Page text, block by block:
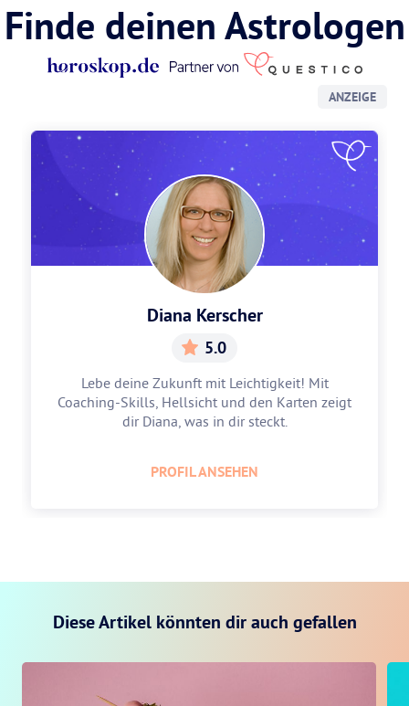
Finde deinen Astrologen
ANZEIGE
Diana Kerscher
5.0
Lebe deine Zukunft mit Leichtigkeit! Mit
Coaching-Skills, Hellsicht und den Karten zeigt
dir Diana, was in dir steckt.
PROFIL ANSEHEN
Diese Artikel könnten dir auch gefallen